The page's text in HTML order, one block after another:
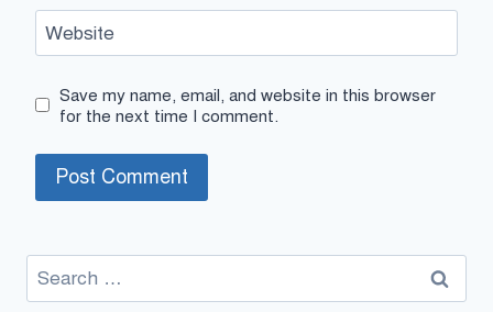
Website
Save my name, email, and website in this browser
for the next time I comment.
Search
for: